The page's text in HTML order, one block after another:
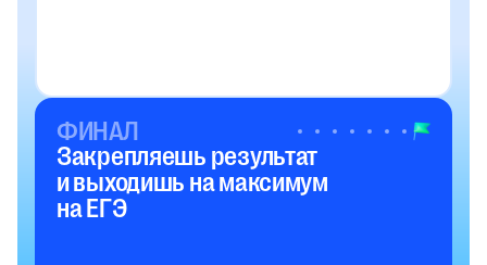
ФИНАЛ
Закрепляешь результат
и выходишь на максимум
на ЕГЭ